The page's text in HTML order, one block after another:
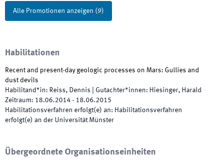
Alle Promotionen anzeigen (9)
Habilitationen
Recent and present-day geologic processes on Mars: Gullies and
dust devils
Habilitand*in: Reiss, Dennis Gutachter*innen: Hiesinger, Harald
Zeitraum: 18.06.2014 - 18.06.2015
Habilitationsverfahren erfolgt(e) an: Habilitationsverfahren
erfolgt(e) an der Universität Münster
Übergeordnete Organisationseinheiten